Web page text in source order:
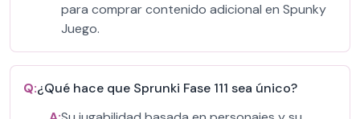
para comprar contenido adicional en Spunky
Juego.
Q:¿Qué hace que Sprunki Fase 111 sea único?